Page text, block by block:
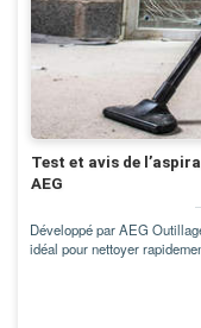
Test et avis de
AEG
Développé par AEG
idéal pour nettoyer